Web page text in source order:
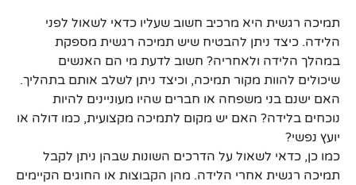
תמיכה רגשית היא מרכיב חשוב שעליו כדאי לשאול לפני
הלידה. כיצד ניתן להבטיח שיש תמיכה רגשית מספקת
במהלך הלידה ולאחריה? חשוב לדעת מי הם האנשים
שיכולים להוות מקור תמיכה, וכיצד ניתן לשלב אותם בתהליך.
האם ישנם בני משפחה או חברים שהיו מעוניינים להיות
נוכחים בלידה? האם יש מקום לתמיכה מקצועית, כמו דולה או
יועץ נפשי?
כמו כן, כדאי לשאול על הדרכים השונות שבהן ניתן לקבל
תמיכה רגשית אחרי הלידה. מהן הקבוצות או החוגים הקיימים